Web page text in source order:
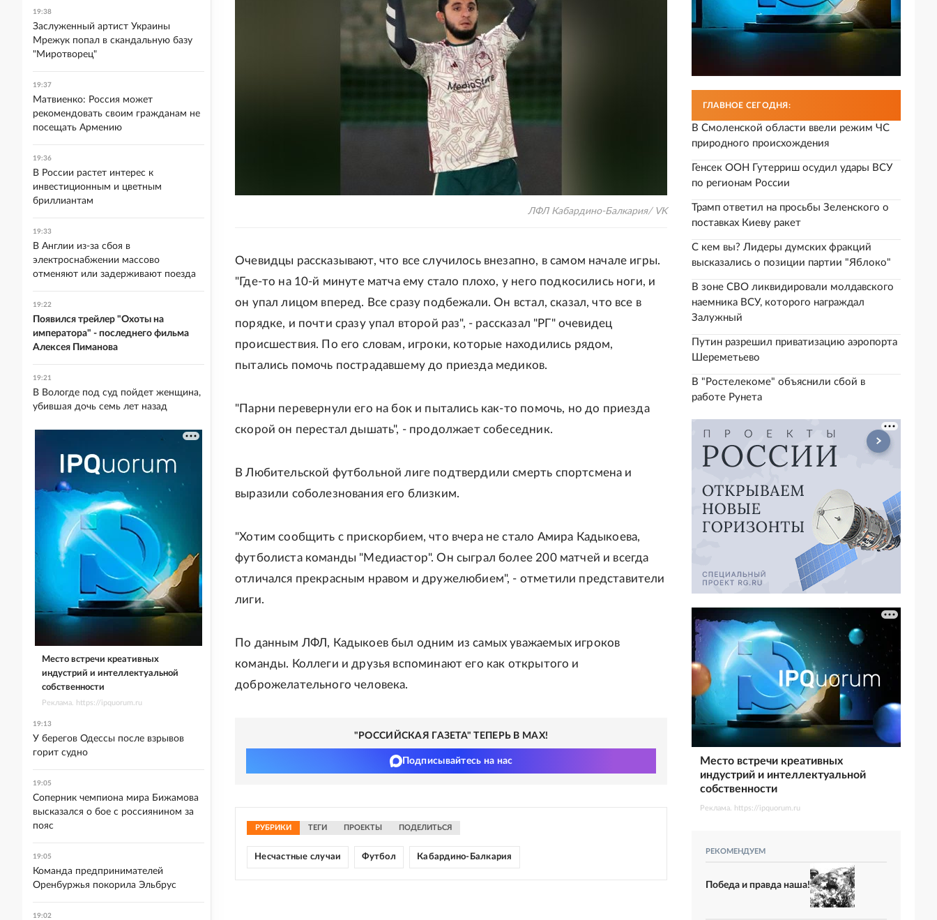
ЛФЛ Кабардино-Балкария/ VK
Очевидцы рассказывают, что все случилось внезапно, в самом начале игры.
"Где-то на 10-й минуте матча ему стало плохо, у него подкосились ноги, и
он упал лицом вперед. Все сразу подбежали. Он встал, сказал, что все в
порядке, и почти сразу упал второй раз", - рассказал "РГ" очевидец
происшествия. По его словам, игроки, которые находились рядом,
пытались помочь пострадавшему до приезда медиков.
"Парни перевернули его на бок и пытались как-то помочь, но до приезда
скорой он перестал дышать", - продолжает собеседник.
В Любительской футбольной лиге подтвердили смерть спортсмена и
выразили соболезнования его близким.
"Хотим сообщить с прискорбием, что вчера не стало Амира Кадыкоева,
футболиста команды "Медиастор". Он сыграл более 200 матчей и всегда
отличался прекрасным нравом и дружелюбием", - отметили представители
лиги.
По данным ЛФЛ, Кадыкоев был одним из самых уважаемых игроков
команды. Коллеги и друзья вспоминают его как открытого и
доброжелательного человека.
"РОССИЙСКАЯ ГАЗЕТА" ТЕПЕРЬ В MAX!
Подписывайтесь на нас
РУБРИКИ ТЕГИ ПРОЕКТЫ ПОДЕЛИТЬСЯ
Несчастные случаи Футбол Кабардино-Балкария
ГЛАВНОЕ СЕГОДНЯ:
В Смоленской области ввели режим ЧС
природного происхождения
Генсек ООН Гутерриш осудил удары ВСУ
по регионам России
Трамп ответил на просьбы Зеленского о
поставках Киеву ракет
С кем вы? Лидеры думских фракций
высказались о позиции партии "Яблоко"
В зоне СВО ликвидировали молдавского
наемника ВСУ, которого награждал
Залужный
Путин разрешил приватизацию аэропорта
Шереметьево
В "Ростелекоме" объяснили сбой в
работе Рунета
Место встречи креативных
индустрий и интеллектуальной
собственности
Реклама. https://ipquorum.ru
РЕКОМЕНДУЕМ
Победа и правда наша!
19:38
Заслуженный артист Украины
Мрежук попал в скандальную базу
"Миротворец"
19:37
Матвиенко: Россия может
рекомендовать своим гражданам не
посещать Армению
19:36
В России растет интерес к
инвестиционным и цветным
бриллиантам
19:33
В Англии из-за сбоя в
электроснабжении массово
отменяют или задерживают поезда
19:22
Появился трейлер "Охоты на
императора" - последнего фильма
Алексея Пиманова
19:21
В Вологде под суд пойдет женщина,
убившая дочь семь лет назад
Место встречи креативных
индустрий и интеллектуальной
собственности
Реклама. https://ipquorum.ru
19:13
У берегов Одессы после взрывов
горит судно
19:05
Соперник чемпиона мира Бижамова
высказался о бое с россиянином за
пояс
19:05
Команда предпринимателей
Оренбуржья покорила Эльбрус
19:02